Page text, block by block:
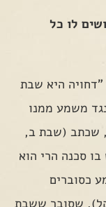
לו כל
היא שבת
משמע ממנו
שכתב (שבת ב,
סכנה הרי הוא
כסוברים
שסובר ששבת